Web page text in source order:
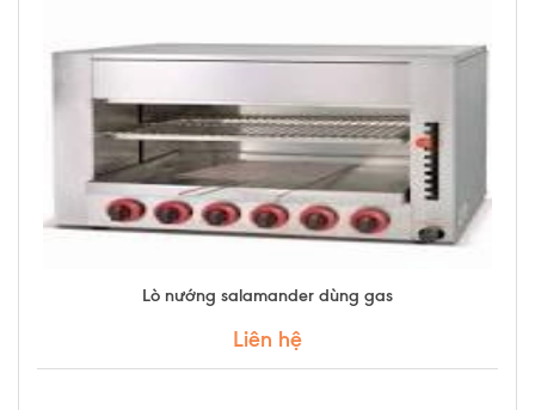
Lò nướng salamander dùng gas
Liên hệ